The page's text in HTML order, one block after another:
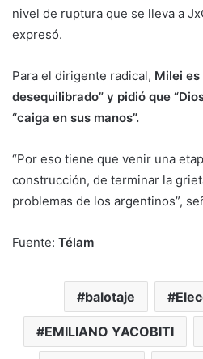
nivel de ruptura que se lleva a
expresó.
Para el dirigente radical, Milei es
desequilibrado” y pidió que
“caiga en sus manos”.
“Por eso tiene que venir una
construcción, de terminar la
problemas de los argentinos”,
Fuente: Télam
balotaje
EMILIANO YACOBITI